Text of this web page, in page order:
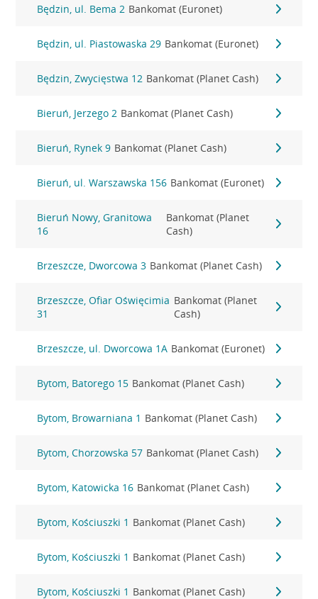
Będzin, ul. Bema 2 Bankomat (Euronet)
Będzin, ul. Piastowaska 29 Bankomat (Euronet)
Będzin, Zwycięstwa 12 Bankomat (Planet Cash)
Bieruń, Jerzego 2 Bankomat (Planet Cash)
Bieruń, Rynek 9 Bankomat (Planet Cash)
Bieruń, ul. Warszawska 156 Bankomat (Euronet)
Bieruń Nowy, Granitowa
16
Bankomat (Planet
Cash)
Brzeszcze, Dworcowa 3 Bankomat (Planet Cash)
Brzeszcze, Ofiar Oświęcimia
31
Bankomat (Planet
Cash)
Brzeszcze, ul. Dworcowa 1A Bankomat (Euronet)
Bytom, Batorego 15 Bankomat (Planet Cash)
Bytom, Browarniana 1 Bankomat (Planet Cash)
Bytom, Chorzowska 57 Bankomat (Planet Cash)
Bytom, Katowicka 16 Bankomat (Planet Cash)
Bytom, Kościuszki 1 Bankomat (Planet Cash)
Bytom, Kościuszki 1 Bankomat (Planet Cash)
Bytom, Kościuszki 1 Bankomat (Planet Cash)